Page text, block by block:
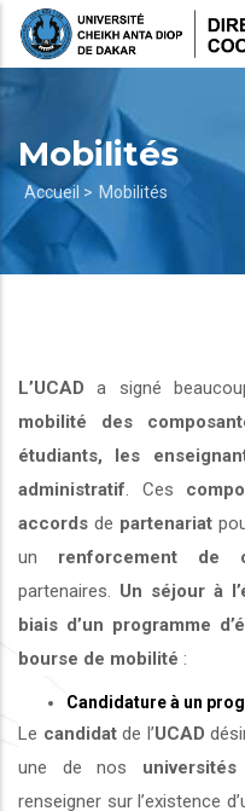
Aller
Mobilités
Fil
d'Ariane
Accueil > Mobilités
L’UCAD a signé
mobilité des
étudiants, les
administratif . Ces
accords de partenariat
un renforcement de
partenaires. Un séjour à
biais d’un programme
bourse de mobilité :
Candidature à un
Le candidatde l’UCAD
une de nos universités
renseigner sur l’existence